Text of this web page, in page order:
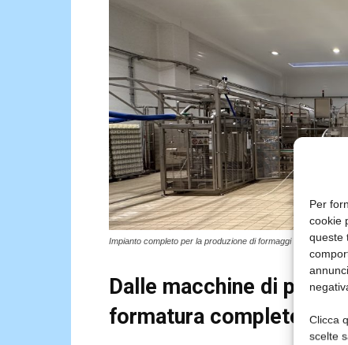
Per
cookie
queste
Clicca
scelte
Impianto completo per la produzione di formaggi a pasta molle
Dalle macchine di
formatura complete